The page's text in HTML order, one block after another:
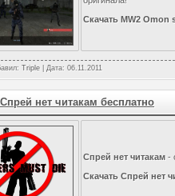
Скачать MW2 Omon
Triple | Дата: 06.11.2011
нет читакам бесплатно
Спрей нет читакам -
Скачать Спрей нет